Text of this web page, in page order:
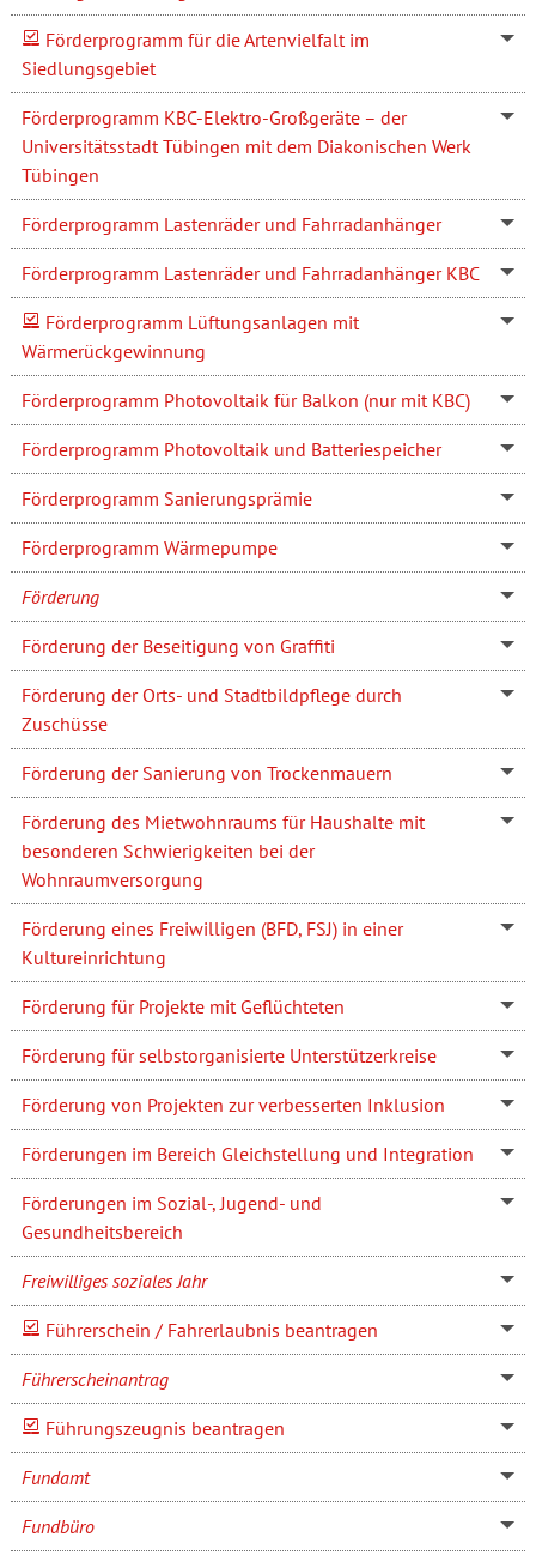
Förderprogramm für die Artenvielfalt im
Siedlungsgebiet
Förderprogramm KBC-Elektro-Großgeräte – der
Universitätsstadt Tübingen mit dem Diakonischen Werk
Tübingen
Förderprogramm Lastenräder und Fahrradanhänger
Förderprogramm Lastenräder und Fahrradanhänger KBC
Förderprogramm Lüftungsanlagen mit
Wärmerückgewinnung
Förderprogramm Photovoltaik für Balkon (nur mit KBC)
Förderprogramm Photovoltaik und Batteriespeicher
Förderprogramm Sanierungsprämie
Förderprogramm Wärmepumpe
Förderung
Förderung der Beseitigung von Graffiti
Förderung der Orts- und Stadtbildpflege durch
Zuschüsse
Förderung der Sanierung von Trockenmauern
Förderung des Mietwohnraums für Haushalte mit
besonderen Schwierigkeiten bei der
Wohnraumversorgung
Förderung eines Freiwilligen (BFD, FSJ) in einer
Kultureinrichtung
Förderung für Projekte mit Geflüchteten
Förderung für selbstorganisierte Unterstützerkreise
Förderung von Projekten zur verbesserten Inklusion
Förderungen im Bereich Gleichstellung und Integration
Förderungen im Sozial-, Jugend- und
Gesundheitsbereich
Freiwilliges soziales Jahr
Führerschein / Fahrerlaubnis beantragen
Führerscheinantrag
Führungszeugnis beantragen
Fundamt
Fundbüro